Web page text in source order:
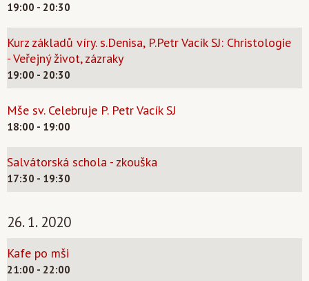
19:00 - 20:30
Kurz základů víry. s.Denisa, P.Petr Vacík SJ: Christologie
- Veřejný život, zázraky
19:00 - 20:30
Mše sv. Celebruje P. Petr Vacík SJ
18:00 - 19:00
Salvátorská schola - zkouška
17:30 - 19:30
26. 1. 2020
Kafe po mši
21:00 - 22:00